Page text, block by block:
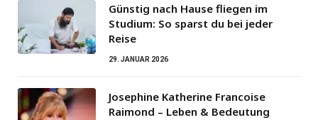
Günstig nach Hause fliegen im
Studium: So sparst du bei jeder
Reise
29. JANUAR 2026
Josephine Katherine Francoise
Raimond – Leben & Bedeutung